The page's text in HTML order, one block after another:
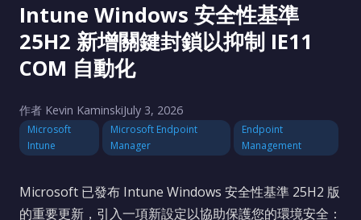
Intune Windows 安全性基準
25H2 新增關鍵封鎖以抑制 IE11
COM 自動化
作者 Kevin KaminskiJuly 3, 2026
Microsoft
Intune
Microsoft Endpoint
Manager
Endpoint
Management
Microsoft 已發布 Intune Windows 安全性基準 25H2 版
的重要更新，引入一項新設定以協助保護您的環境安全：